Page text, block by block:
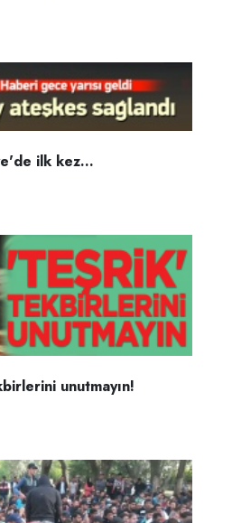
ilk kez...
unutmayın!